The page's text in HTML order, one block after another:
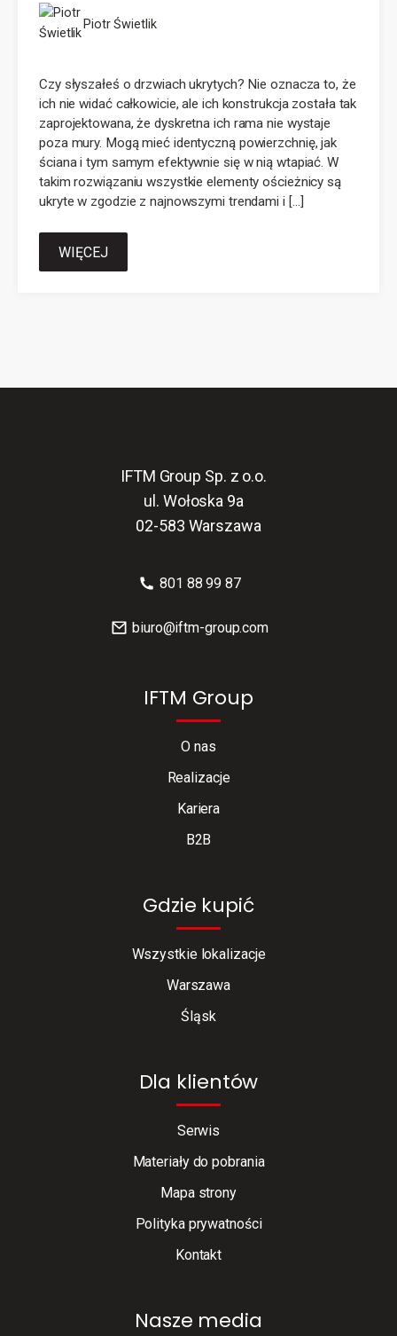
Piotr Świetlik
Czy słyszałeś o drzwiach ukrytych? Nie oznacza to, że
ich nie widać całkowicie, ale ich konstrukcja została tak
zaprojektowana, że dyskretna ich rama nie wystaje
poza mury. Mogą mieć identyczną powierzchnię, jak
ściana i tym samym efektywnie się w nią wtapiać. W
takim rozwiązaniu wszystkie elementy ościeżnicy są
ukryte w zgodzie z najnowszymi trendami i […]
WIĘCEJ
IFTM Group Sp. z o.o.
ul. Wołoska 9a
02-583 Warszawa
801 88 99 87
biuro@iftm-group.com
IFTM Group
O nas
Realizacje
Kariera
B2B
Gdzie kupić
Wszystkie lokalizacje
Warszawa
Śląsk
Dla klientów
Serwis
Materiały do pobrania
Mapa strony
Polityka prywatności
Kontakt
Nasze media